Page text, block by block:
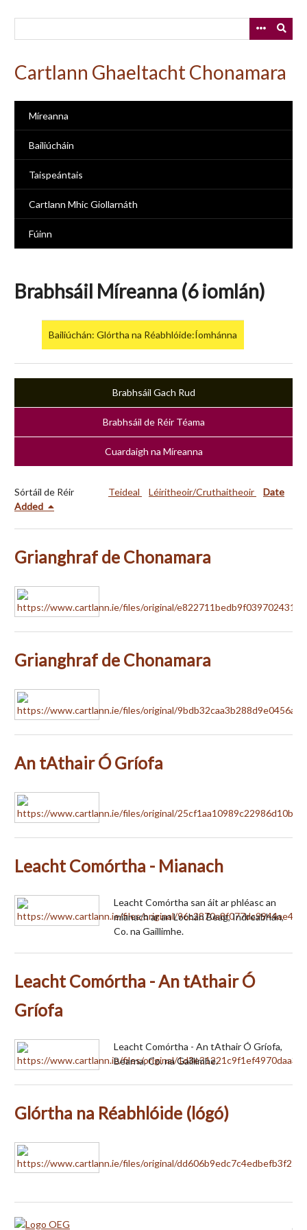
Cartlann Ghaeltacht Chonamara
Míreanna
Bailiúcháin
Taispeántais
Cartlann Mhic Giollarnáth
Fúinn
Brabhsáil Míreanna (6 iomlán)
Bailiúchán: Glórtha na Réabhlóide:Íomhánna
Brabhsáil Gach Rud
Brabhsáil de Réir Téama
Cuardaigh na Míreanna
Sórtáil de Réir Teideal Léiritheoir/Cruthaitheoir
Date
Added
Grianghraf de Chonamara
Grianghraf de Chonamara
An tAthair Ó Gríofa
Leacht Comórtha - Mianach
Leacht Comórtha san áit ar phléasc an
mianach ar an Lochán Beag, Indreabhán,
Co. na Gaillimhe.
Leacht Comórtha - An tAthair Ó
Gríofa
Leacht Comórtha - An tAthair Ó Gríofa,
Bearna, Co. na Gaillimhe.
Glórtha na Réabhlóide (lógó)